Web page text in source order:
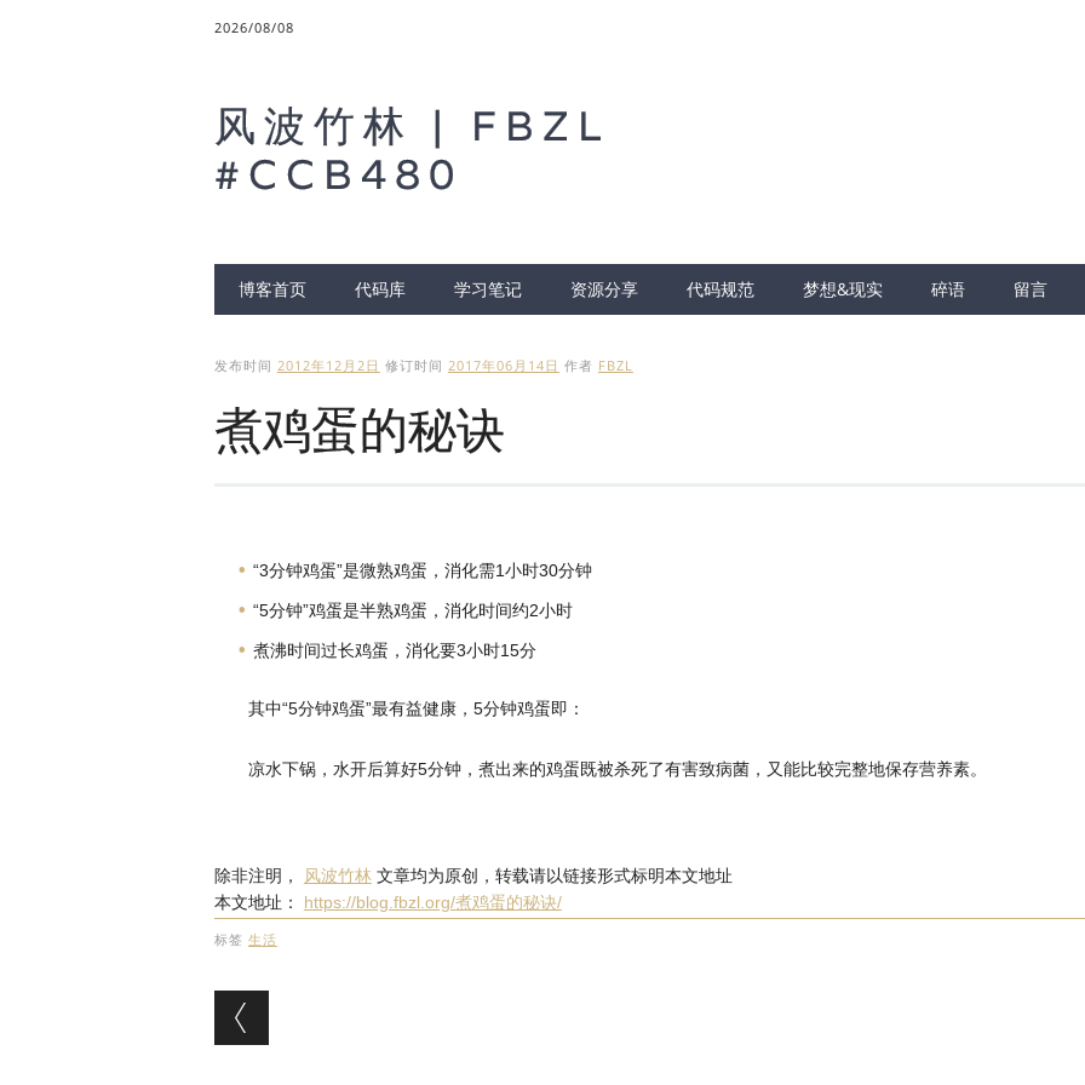
2026/08/08
风波竹林 | FBZL
#CCB480
Main menu
博客首页 代码库 学习笔记 资源分享 代码规范 梦想&现实 碎语 留言
发布时间 2012年12月2日 修订时间 2017年06月14日 作者 FBZL
煮鸡蛋的秘诀
“3分钟鸡蛋”是微熟鸡蛋，消化需1小时30分钟
“5分钟”鸡蛋是半熟鸡蛋，消化时间约2小时
煮沸时间过长鸡蛋，消化要3小时15分
其中“5分钟鸡蛋”最有益健康，5分钟鸡蛋即：
凉水下锅，水开后算好5分钟，煮出来的鸡蛋既被杀死了有害致病菌，又能比较完整地保存营养素。
除非注明， 风波竹林文章均为原创，转载请以链接形式标明本文地址
本文地址： https://blog.fbzl.org/煮鸡蛋的秘诀/
标签 生活
文章导航